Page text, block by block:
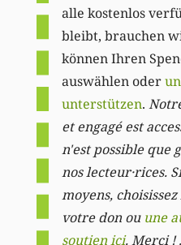
alle kostenlos
bleibt, brauchen
können Ihren
auswählen oder
unterstützen.
et engagé est
n'est possible que
nos lecteur·rices.
moyens,
votre don ou une
soutien ici. Merci ! .